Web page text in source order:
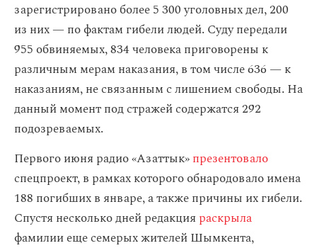
зарегистрировано более 5 300 уголовных дел, 200
из них — по фактам гибели людей. Суду передали
955 обвиняемых, 834 человека приговорены к
различным мерам наказания, в том числе 636 — к
наказаниям, не связанным с лишением свободы. На
данный момент под стражей содержатся 292
подозреваемых.
Первого июня радио «Азаттык»презентовало
спецпроект, в рамках которого обнародовало имена
188 погибших в январе, а также причины их гибели.
Спустя несколько дней редакция раскрыла
фамилии еще семерых жителей Шымкента,